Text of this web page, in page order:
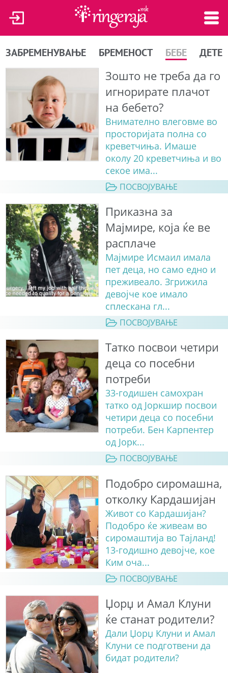
ЗАБРЕМЕНУВАЊЕ БРЕМЕНОСТ БЕБЕ ДЕТЕ
Зошто не треба да го
игнорирате плачот
на бебето?
Внимателно влеговме во
просторијата полна со
креветчиња. Имаше
околу 20 креветчиња и во
секое има...
ПОСВОЈУВАЊЕ
Приказна за
Мајмире, која ќе ве
расплаче
Мајмире Исмаил имала
пет деца, но само едно и
преживеало. Згрижила
девојче кое имало
сплескана гл...
ПОСВОЈУВАЊЕ
Татко посвои четири
деца со посебни
потреби
33-годишен самохран
татко од Јоркшир посвои
четири деца со посебни
потреби. Бен Карпентер
од Јорк...
ПОСВОЈУВАЊЕ
Подобро сиромашна,
отколку Кардашијан
Живот со Кардашијан?
Подобро ќе живеам во
сиромаштија во Тајланд!
13-годишно девојче, кое
Ким оча...
ПОСВОЈУВАЊЕ
Џорџ и Амал Клуни
ќе станат родители?
Дали Џорџ Клуни и Амал
Клуни се подготвени да
бидат родители?